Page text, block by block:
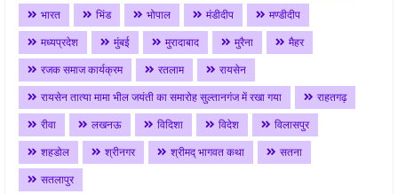
भारत
भिंड भोपाल मंडीदीप
मण्डीदीप
मध्यप्रदेश
मुंबई मुरादाबाद मुरैना
मैहर
रजक समाज कार्यक्रम
रतलाम
रायसेन
रायसेन तात्या मामा भील जयंती का समारोह सुल्तानगंज में रखा गया
राहतगढ़
रीवा
लखनऊ विदिशा विदेश
विलासपुर
शहडोल
श्रीनगर श्रीमद् भागवत कथा
सतना
सतलापुर